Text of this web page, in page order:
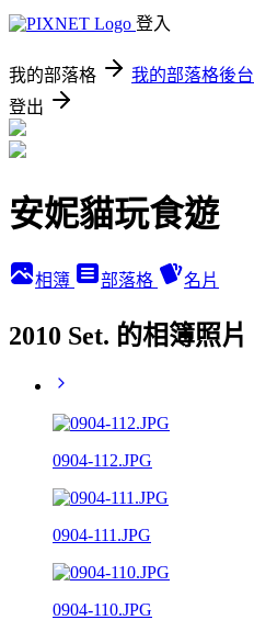
登入
我的部落格 我的部落格後台
登出
安妮貓玩食遊
相簿 部落格 名片
2010 Set. 的相簿照片
0904-112.JPG
0904-111.JPG
0904-110.JPG